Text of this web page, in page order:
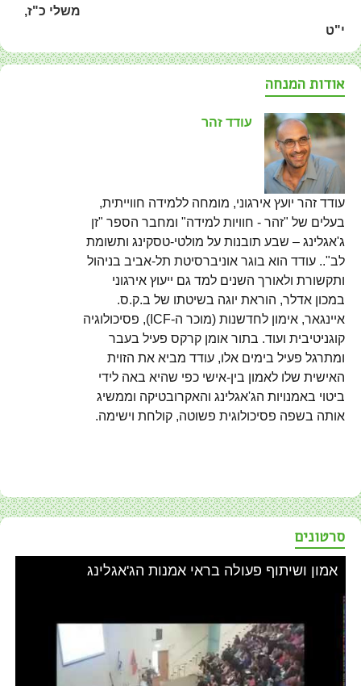
משלי כ"ז,
י"ט
אודות המנחה
עודד זהר
עודד זהר יועץ אירגוני, מומחה ללמידה חווייתית,
בעלים של "זהר - חוויות למידה" ומחבר הספר "זן
ג'אגלינג – שבע תובנות על מולטי-טסקינג ותשומת
לב".. עודד הוא בוגר אוניברסיטת תל-אביב בניהול
ותקשורת ולאורך השנים למד גם ייעוץ אירגוני
במכון אדלר, הוראת יוגה בשיטתו של ב.ק.ס.
איינגאר, אימון לחדשנות (מוכר ה-ICF), פסיכולוגיה
קוגניטיבית ועוד. בתור אומן קרקס פעיל בעבר
ומתרגל פעיל בימים אלו, עודד מביא את הזוית
האישית שלו לאמון בין-אישי כפי שהיא באה לידי
ביטוי באמנויות הג'אגלינג והאקרובטיקה וממשיג
אותה בשפה פסיכולוגית פשוטה, קולחת וישימה.
סרטונים
אמון ושיתוף פעולה בראי אמנות הג'אגלינג